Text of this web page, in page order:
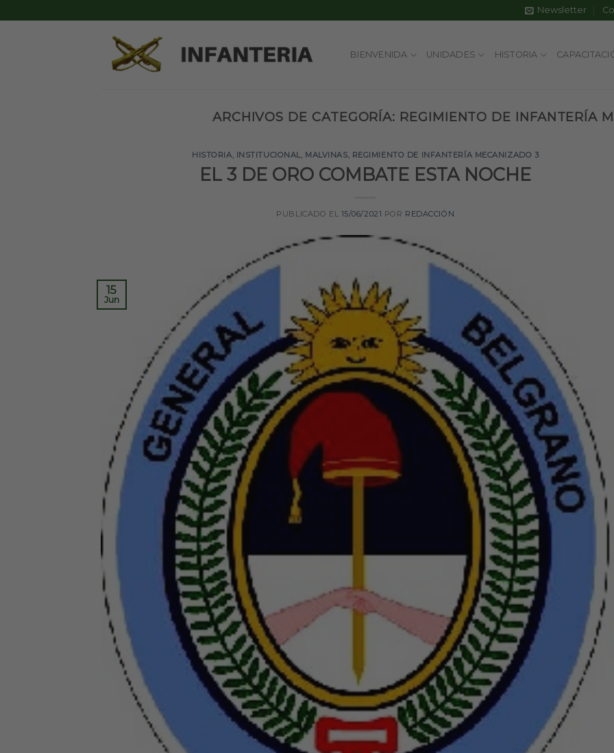
to
Newsletter
BIENVENIDA UNIDADES HISTORIA
ARCHIVOS DE CATEGORÍA: REGIMIENTO DE INFANTERÍA
HISTORIA, INSTITUCIONAL, MALVINAS, REGIMIENTO DE INFANTERÍA MECANIZADO 3
EL 3 DE ORO COMBATE ESTA NOCHE
PUBLICADO EL 15/06/2021 POR REDACCIÓN
15
Jun